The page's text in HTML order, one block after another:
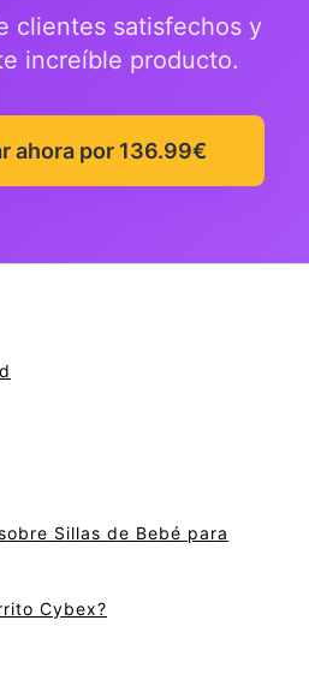
clientes satisfechos y
increíble producto.
ahora por 136.99€
Sillas de Bebé para
Cybex?